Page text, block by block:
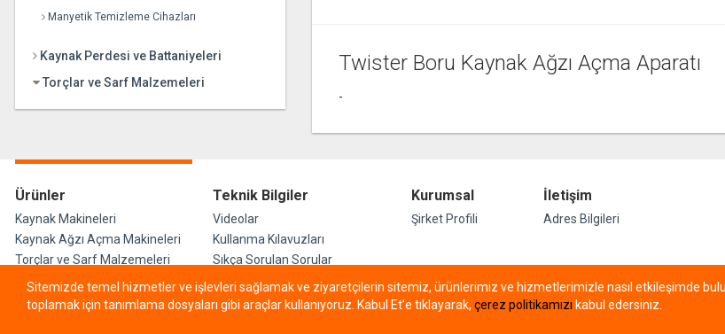
Manyetik Temizleme Cihazları
Kaynak Perdesi ve Battaniyeleri
Torçlar ve Sarf Malzemeleri
Twister Boru Kaynak Ağzı Açma Aparatı
-
Ürünler
Kaynak Makineleri
Kaynak Ağzı Açma Makineleri
Torçlar ve Sarf Malzemeleri
Kaynak Perdesi ve
Battaniyeleri
Teknik Bilgiler
Videolar
Kullanma Kılavuzları
Sıkça Sorulan Sorular
Sertifikalar
Kurumsal
Şirket Profili
İletişim
Adres Bilgileri
Sitemizde temel hizmetler ve işlevleri sağlamak ve ziyaretçilerin sitemiz, ürünlerimiz ve hizmetlerimizle nasıl etkileşimde
toplamak için tanımlama dosyaları gibi araçlar kullanıyoruz. Kabul Et’e tıklayarak, çerez politikamızı kabul edersiniz.